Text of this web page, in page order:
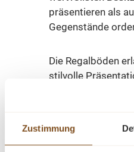
Zustimmung
präsentieren als
Gegenstände
Die Regalböden
stilvolle
Lieblingsbücher
Gegenstände